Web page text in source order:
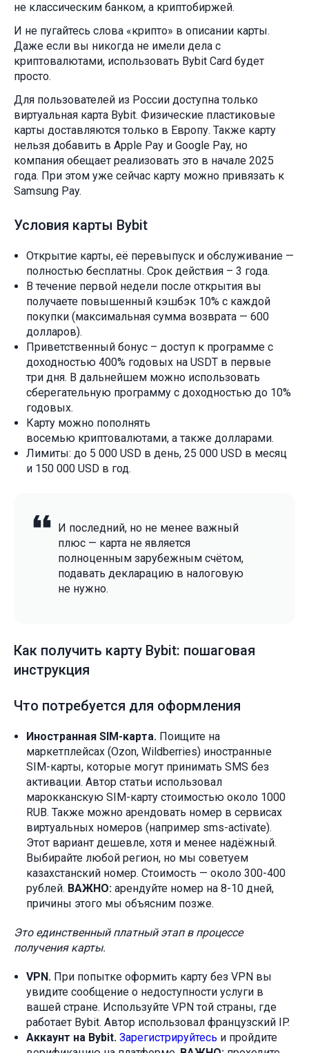
не классическим банком, а криптобиржей.
И не пугайтесь слова «крипто» в описании карты.
Даже если вы никогда не имели дела с
криптовалютами, использовать Bybit Card будет
просто.
Для пользователей из России доступна только
виртуальная карта Bybit. Физические пластиковые
карты доставляются только в Европу. Также карту
нельзя добавить в Apple Pay и Google Pay, но
компания обещает реализовать это в начале 2025
года. При этом уже сейчас карту можно привязать к
Samsung Pay.
Условия карты Bybit
Открытие карты, её перевыпуск и обслуживание —
полностью бесплатны. Срок действия – 3 года.
В течение первой недели после открытия вы
получаете повышенный кэшбэк 10% с каждой
покупки (максимальная сумма возврата — 600
долларов).
Приветственный бонус – доступ к программе с
доходностью 400% годовых на USDT в первые
три дня. В дальнейшем можно использовать
сберегательную программу с доходностью до 10%
годовых.
Карту можно пополнять
восемью криптовалютами, а также долларами.
Лимиты: до 5 000 USD в день, 25 000 USD в месяц
и 150 000 USD в год.
И последний, но не менее важный
плюс — карта не является
полноценным зарубежным счётом,
подавать декларацию в налоговую
не нужно.
Как получить карту Bybit: пошаговая
инструкция
Что потребуется для оформления
Иностранная SIM-карта. Поищите на
маркетплейсах (Ozon, Wildberries) иностранные
SIM-карты, которые могут принимать SMS без
активации. Автор статьи использовал
марокканскую SIM-карту стоимостью около 1000
RUB. Также можно арендовать номер в сервисах
виртуальных номеров (например sms-activate).
Этот вариант дешевле, хотя и менее надёжный.
Выбирайте любой регион, но мы советуем
казахстанский номер. Стоимость — около 300-400
рублей. ВАЖНО: арендуйте номер на 8-10 дней,
причины этого мы объясним позже.
Это единственный платный этап в процессе
получения карты.
VPN. При попытке оформить карту без VPN вы
увидите сообщение о недоступности услуги в
вашей стране. Используйте VPN той страны, где
работает Bybit. Автор использовал французский IP.
Аккаунт на Bybit. Зарегистрируйтесь и пройдите